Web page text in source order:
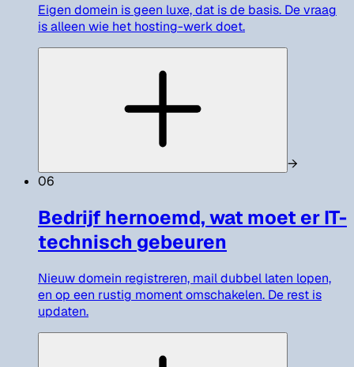
Eigen domein is geen luxe, dat is de basis. De vraag
is alleen wie het hosting-werk doet.
→
06
Bedrijf hernoemd, wat moet er IT-
technisch gebeuren
Nieuw domein registreren, mail dubbel laten lopen,
en op een rustig moment omschakelen. De rest is
updaten.